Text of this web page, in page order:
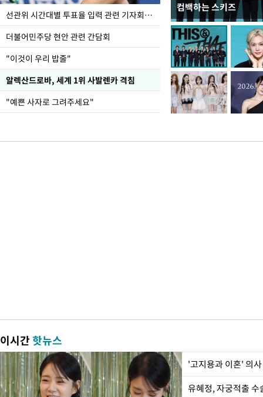
선관위 시간대별 투표율 입력 관련 기자회견하는 주진우 의원
더불어민주당 현안 관련 간담회
"이것이 우리 밥줄"
알렉산드로바, 세계 1위 사발렌카 격침
"예쁜 사자로 그려주세요"
컴백하는 스키즈
이번주 국회에는 무
이시간핫뉴스
'고지용과 이혼' 의
유혜정, 자궁적출